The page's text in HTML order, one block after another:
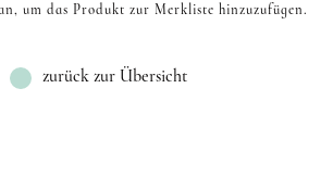
um das Produkt zur Merkliste hinzuzufügen.
zurück zur Übersicht